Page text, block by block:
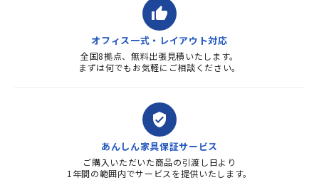
thumb_up
オフィス一式・レイアウト対応
全国8拠点、無料出張見積いたします。
まずは何でもお気軽にご相談ください。
verified_user
あんしん家具保証サービス
ご購入いただいた商品の引渡し日より
1年間の範囲内でサービスを提供いたします。